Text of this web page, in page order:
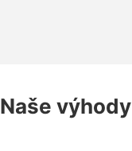
Naše výhody